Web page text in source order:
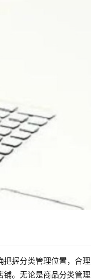
把握分类管理位置，合理
。无论是商品分类管理